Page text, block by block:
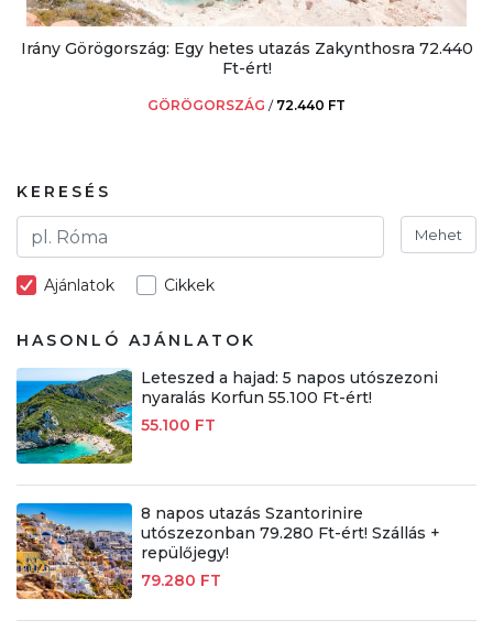
Irány Görögország: Egy hetes utazás Zakynthosra 72.440
Ft-ért!
GÖRÖGORSZÁG / 72.440 FT
KERESÉS
Mehet
Ajánlatok Cikkek
HASONLÓ AJÁNLATOK
Leteszed a hajad: 5 napos utószezoni
nyaralás Korfun 55.100 Ft-ért!
55.100 FT
8 napos utazás Szantorinire
utószezonban 79.280 Ft-ért! Szállás +
repülőjegy!
79.280 FT